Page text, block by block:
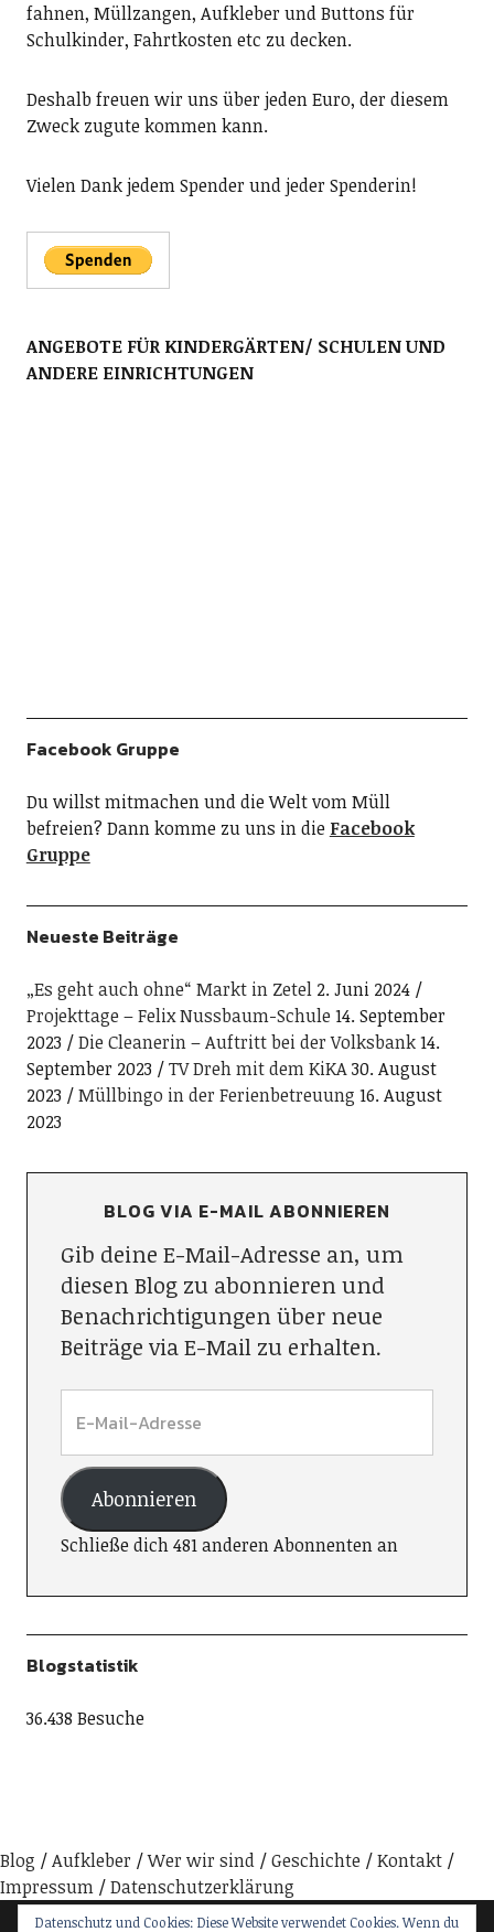
fahnen, Müllzangen, Aufkleber und Buttons für
Schulkinder, Fahrtkosten etc zu decken.
Deshalb freuen wir uns über jeden Euro, der diesem
Zweck zugute kommen kann.
Vielen Dank jedem Spender und jeder Spenderin!
ANGEBOTE FÜR KINDERGÄRTEN/ SCHULEN UND
ANDERE EINRICHTUNGEN
Facebook Gruppe
Du willst mitmachen und die Welt vom Müll
befreien? Dann komme zu uns in die Facebook
Gruppe
Neueste Beiträge
„Es geht auch ohne“ Markt in Zetel 2. Juni 2024
Projekttage – Felix Nussbaum-Schule 14. September
2023
Die Cleanerin – Auftritt bei der Volksbank14.
September 2023
TV Dreh mit dem KiKA30. August
2023
Müllbingo in der Ferienbetreuung 16. August
2023
BLOG VIA E-MAIL ABONNIEREN
Gib deine E-Mail-Adresse an, um
diesen Blog zu abonnieren und
Benachrichtigungen über neue
Beiträge via E-Mail zu erhalten.
Abonnieren
Schließe dich 481 anderen Abonnenten an
Blogstatistik
36.438 Besuche
Blog Aufkleber Wer wir sind Geschichte
Kontakt
Impressum
Datenschutzerklärung
Datenschutz und Cookies: Diese Website verwendet Cookies. Wenn du